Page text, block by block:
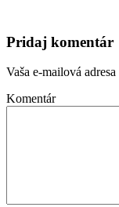
Pridaj komentár
Vaša e-mailová
Komentár